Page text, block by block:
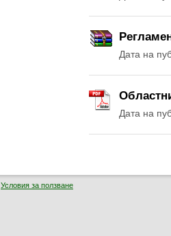
Дата на
Дата на
Условия за ползване